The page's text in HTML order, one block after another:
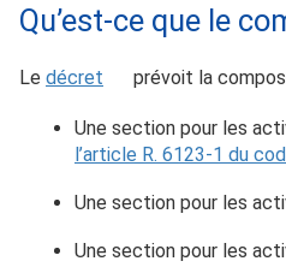
Qu’est-ce que le
Le décret prévoit la
Une section pour les
l’article R. 6123-1 du
Une section pour les
Une section pour les